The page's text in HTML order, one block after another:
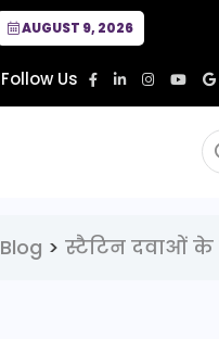
AUGUST 9, 2026
Follow Us
Blog > स्टैटिन दवाओं